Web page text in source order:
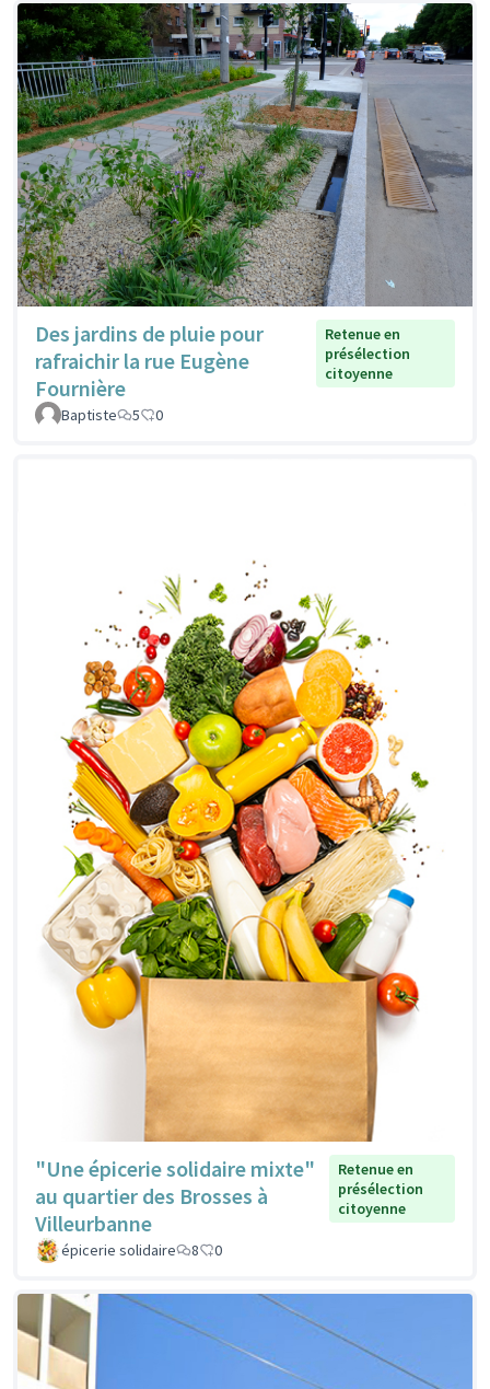
Des jardins de pluie pour
rafraichir la rue Eugène
Fournière
Retenue en
présélection
citoyenne
Baptiste 5 0
"Une épicerie solidaire mixte"
au quartier des Brosses à
Villeurbanne
Retenue en
présélection
citoyenne
épicerie solidaire 8 0